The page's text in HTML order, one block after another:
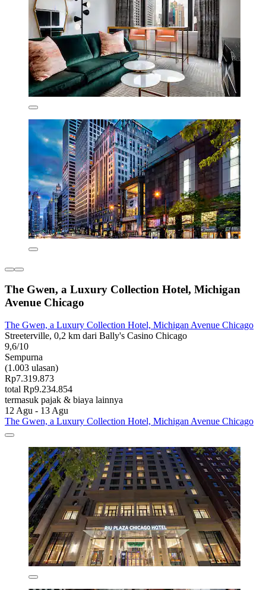
The Gwen, a Luxury Collection Hotel, Michigan
Avenue Chicago
The Gwen, a Luxury Collection Hotel, Michigan Avenue Chicago
Streeterville, 0,2 km dari Bally's Casino Chicago
9,6/10
Sempurna
(1.003 ulasan)
Rp7.319.873
total Rp9.234.854
termasuk pajak & biaya lainnya
12 Agu - 13 Agu
The Gwen, a Luxury Collection Hotel, Michigan Avenue Chicago